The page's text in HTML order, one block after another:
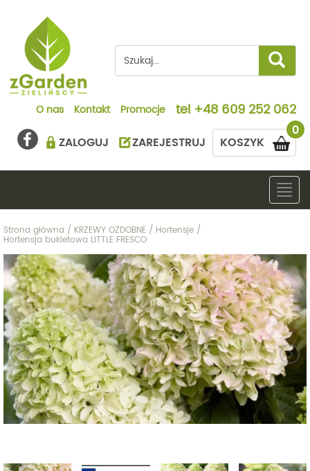
O nas Kontakt Promocje tel +48 609 252 062
0
KOSZYK
ZALOGUJ ZAREJESTRUJ
Strona główna / KRZEWY OZDOBNE / Hortensje /
Hortensja bukietowa LITTLE FRESCO